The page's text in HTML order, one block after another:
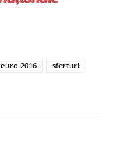
euro 2016
sferturi